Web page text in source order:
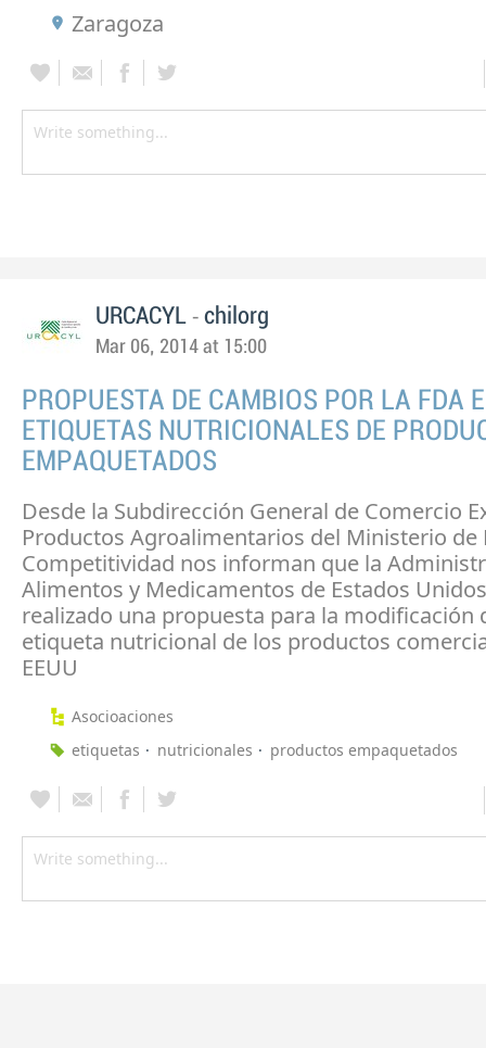
Zaragoza
URCACYL - chilorg
Mar 06, 2014 at 15:00
PROPUESTA DE CAMBIOS POR LA FDA
ETIQUETAS NUTRICIONALES DE
EMPAQUETADOS
Desde la Subdirección General de Comercio
Productos Agroalimentarios del Ministerio de
Competitividad nos informan que la
Alimentos y Medicamentos de Estados
realizado una propuesta para la modificación
etiqueta nutricional de los productos
EEUU
Asocioaciones
etiquetas
nutricionales productos empaquetados